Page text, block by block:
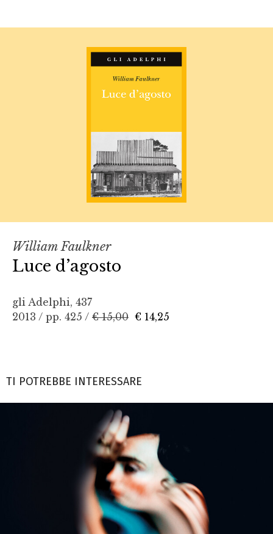
William Faulkner
Luce d’agosto
gli Adelphi, 437
2013 / pp. 425 / € 15,00 € 14,25
TI POTREBBE INTERESSARE